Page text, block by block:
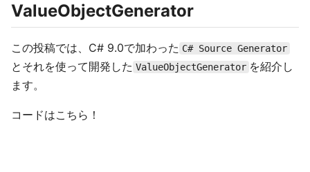
ValueObjectGenerator
この投稿では、C# 9.0で加わった C# Source Generator
とそれを使って開発した ValueObjectGenerator を紹介し
ます。
コードはこちら！